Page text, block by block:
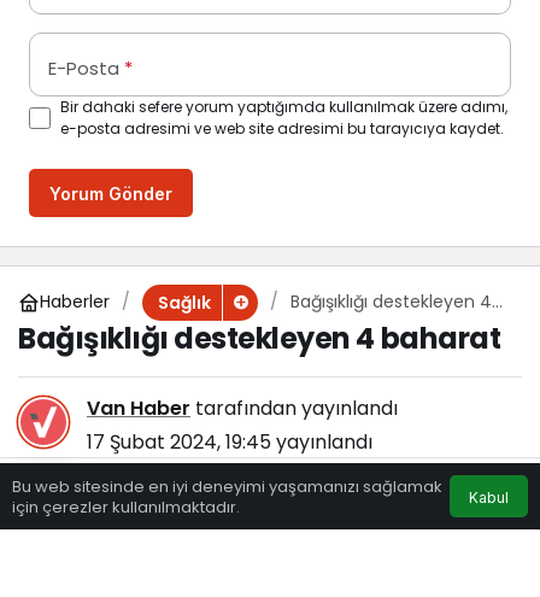
E-Posta *
Bir dahaki sefere yorum yaptığımda kullanılmak üzere adımı,
e-posta adresimi ve web site adresimi bu tarayıcıya kaydet.
Yorum Gönder
Haberler Sağlık
Bağışıklığı destekleyen 4
baharat
Bağışıklığı destekleyen 4 baharat
Van Haber tarafından yayınlandı
17 Şubat 2024, 19:45yayınlandı
123
Bu web sitesinde en iyi deneyimi yaşamanızı sağlamak
için çerezler kullanılmaktadır.
Kabul
Anasayfa Eczaneler Hava Durumu